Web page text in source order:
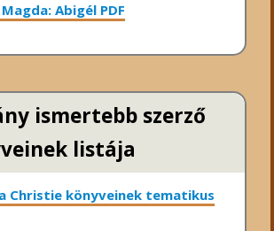
Abigél PDF
ismertebb szerző
listája
Christie könyveinek tematikus